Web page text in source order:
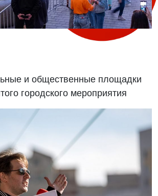
и общественные площадки
городского мероприятия